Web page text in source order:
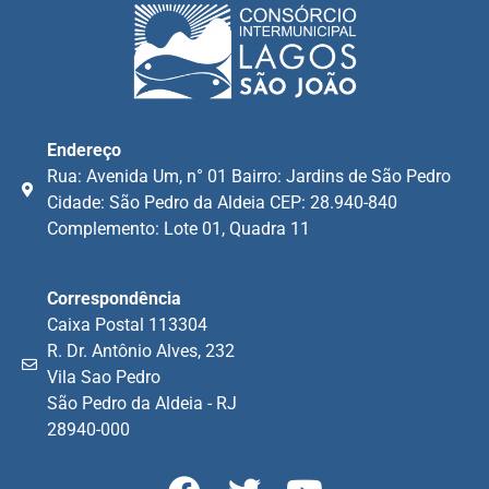
Endereço
Rua: Avenida Um, n° 01 Bairro: Jardins de São Pedro
Cidade: São Pedro da Aldeia CEP: 28.940-840
Complemento: Lote 01, Quadra 11
Correspondência
Caixa Postal 113304
R. Dr. Antônio Alves, 232
Vila Sao Pedro
São Pedro da Aldeia - RJ
28940-000